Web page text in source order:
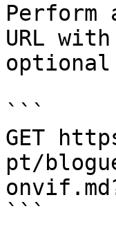
Perform
URL
```
GET
pt/
```